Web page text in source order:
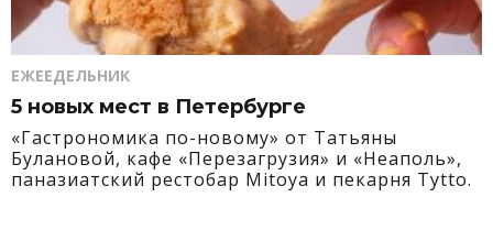
ЕЖЕЕДЕЛЬНИК
5 новых мест в Петербурге
«Гастрономика по-новому» от Татьяны
Булановой, кафе «Перезагрузия» и «Неаполь»,
паназиатский рестобар Mitoya и пекарня Tytto.